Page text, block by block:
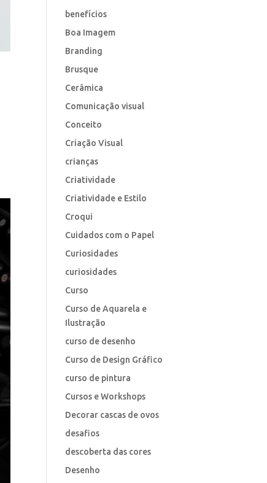
benefícios
Boa Imagem
Branding
Brusque
Cerâmica
Comunicação visual
Conceito
Criação Visual
crianças
Criatividade
Criatividade e Estilo
Croqui
Cuidados com o Papel
Curiosidades
curiosidades
Curso
Curso de Aquarela e
Ilustração
curso de desenho
Curso de Design Gráfico
curso de pintura
Cursos e Workshops
Decorar cascas de ovos
desafios
descoberta das cores
Desenho